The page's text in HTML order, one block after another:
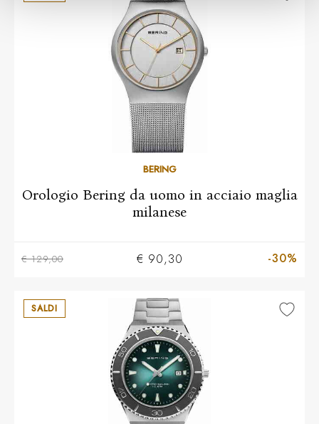
BERING
Orologio Bering da uomo in acciaio maglia
milanese
€ 129,00 € 90,30 -30%
SALDI